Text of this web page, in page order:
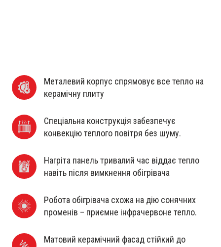
Металевий корпус спрямовує все тепло на
керамічну плиту
Спеціальна конструкція забезпечує
конвекцію теплого повітря без шуму.
Нагріта панель тривалий час віддає тепло
навіть після вимкнення обігрівача
Робота обігрівача схожа на дію сонячних
променів – приємне інфрачервоне тепло.
Матовий керамічний фасад стійкий до